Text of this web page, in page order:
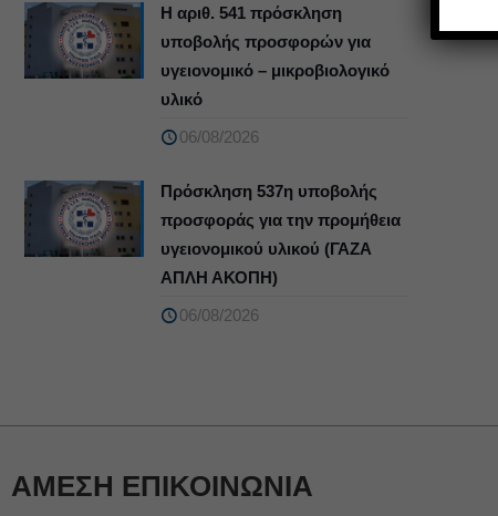
Η αριθ. 541 πρόσκληση
υποβολής προσφορών για
υγειονομικό – μικροβιολογικό
υλικό
06/08/2026
Πρόσκληση 537η υποβολής
προσφοράς για την προμήθεια
υγειονομικού υλικού (ΓΑΖΑ
ΑΠΛΗ ΑΚΟΠΗ)
06/08/2026
ΆΜΕΣΗ ΕΠΙΚΟΙΝΩΝΙΑ